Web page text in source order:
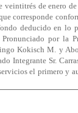
de enero
corresponde
deducido en lo
por la
Kokisch M. y
Integrante Sr.
el primero y